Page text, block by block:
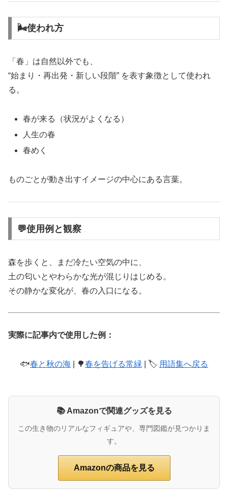
🌬使われ方
「春」は自然以外でも、
“始まり・再出発・新しい段階” を表す象徴として使われ
る。
春が来る（状況がよくなる）
人生の春
春めく
ものごとが動き出すイメージの中心にある言葉。
💬使用例と観察
森を歩くと、まだ冷たい空気の中に、
土の匂いとやわらかな光が混じりはじめる。
その静かな変化が、春の入口になる。
実際に記事内で使用した例：
🐟春と秋の海 | 🌳春を告げる常緑 | 🏷️ 用語集へ戻る
📚 Amazonで関連グッズを見る
この生き物のリアルなフィギュアや、専門図鑑が見つかりま
す。
Amazonの商品を見る